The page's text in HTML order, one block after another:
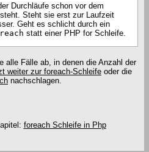
Durchläufe schon vor dem
Steht sie erst zur Laufzeit
Geht es schlicht durch ein
statt einer PHP for Schleife.
alle Fälle ab, in denen die Anzahl der
weiter zur foreach-Schleife oder die
nachschlagen.
foreach Schleife in Php